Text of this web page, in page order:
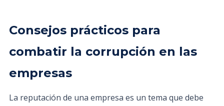
Consejos prácticos para
combatir la corrupción en las
empresas
La reputación de una empresa es un tema que debe